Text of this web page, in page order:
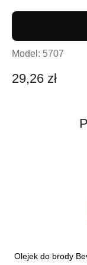
Model: 5707
29,26 zł
Olejek do brody